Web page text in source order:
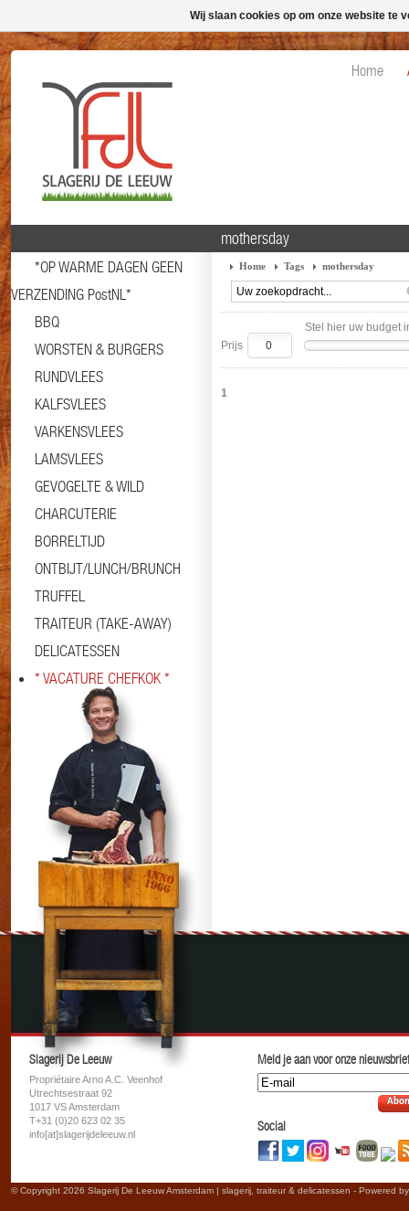
Home
*OP WARME DAGEN GEEN
VERZENDING PostNL*
BBQ
WORSTEN & BURGERS
RUNDVLEES
KALFSVLEES
VARKENSVLEES
LAMSVLEES
GEVOGELTE & WILD
CHARCUTERIE
BORRELTIJD
ONTBIJT/LUNCH/BRUNCH
TRUFFEL
TRAITEUR (TAKE-AWAY)
DELICATESSEN
* VACATURE CHEFKOK *
mothersday
Home Tags mothersday
Stel hier uw budget
Prijs
1
Slagerij De Leeuw
Propriétaire Arno A.C. Veenhof
Utrechtsestraat 92
1017 VS Amsterdam
T+31 (0)20 623 02 35
info[at]slagerijdeleeuw.nl
Meld je aan voor onze
Social
© Copyright 2026 Slagerij De Leeuw Amsterdam | slagerij, traiteur & delicatessen - Powered
Wij slaan cookies op om onze website te